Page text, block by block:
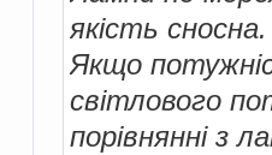
якість сносна.
Якщо
світлового
порівнянні з